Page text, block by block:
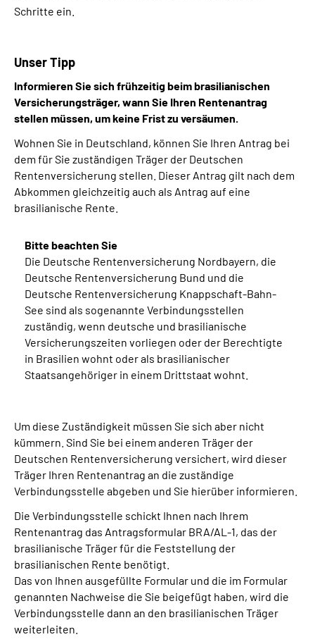
Schritte ein.
Unser Tipp
Informieren Sie sich frühzeitig beim brasilianischen
Versicherungsträger, wann Sie Ihren Rentenantrag
stellen müssen, um keine Frist zu versäumen.
Wohnen Sie in Deutschland, können Sie Ihren Antrag bei
dem für Sie zuständigen Träger der Deutschen
Rentenversicherung stellen. Dieser Antrag gilt nach dem
Abkommen gleichzeitig auch als Antrag auf eine
brasilianische Rente.
Bitte beachten Sie
Die Deutsche Rentenversicherung Nordbayern, die
Deutsche Rentenversicherung Bund und die
Deutsche Rentenversicherung Knappschaft-Bahn-
See sind als sogenannte Verbindungsstellen
zuständig, wenn deutsche und brasilianische
Versicherungszeiten vorliegen oder der Berechtigte
in Brasilien wohnt oder als brasilianischer
Staatsangehöriger in einem Drittstaat wohnt.
Um diese Zuständigkeit müssen Sie sich aber nicht
kümmern. Sind Sie bei einem anderen Träger der
Deutschen Rentenversicherung versichert, wird dieser
Träger Ihren Rentenantrag an die zuständige
Verbindungsstelle abgeben und Sie hierüber informieren.
Die Verbindungsstelle schickt Ihnen nach Ihrem
Rentenantrag das Antragsformular BRA/AL-1, das der
brasilianische Träger für die Feststellung der
brasilianischen Rente benötigt.
Das von Ihnen ausgefüllte Formular und die im Formular
genannten Nachweise die Sie beigefügt haben, wird die
Verbindungsstelle dann an den brasilianischen Träger
weiterleiten.